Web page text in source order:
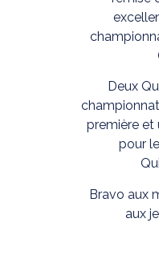
Deux
première et
pour
Bravo aux
aux